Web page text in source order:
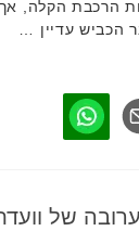
הרכבת הקלה,
הכביש עדיין …
של